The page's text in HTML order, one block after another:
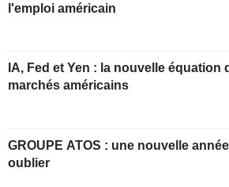
l'emploi américain
IA, Fed et Yen : la nouvelle équation
marchés américains
GROUPE ATOS : une nouvelle année à
oublier